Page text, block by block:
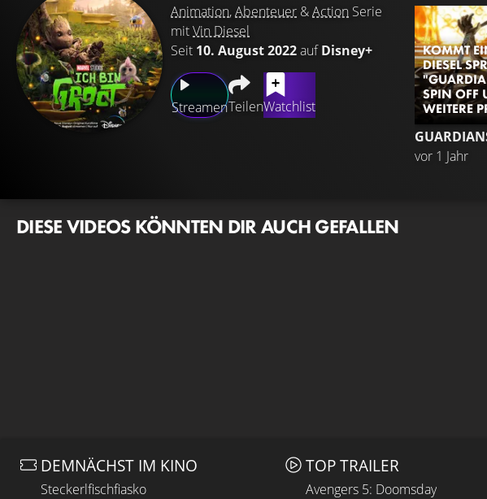
Animation,Abenteuer &Action Serie
mitVin Diesel
Seit 10. August 2022aufDisney+
StreamenTeilenWatchlist
KOMMT
DIESEL
SPIN OFF
WEITERE
vor 1 Jahr
DIESE VIDEOS KÖNNTEN DIR AUCH GEFALLEN
DEMNÄCHST IM KINO
Steckerlfischfiasko
TOP TRAILER
Avengers 5: Doomsday